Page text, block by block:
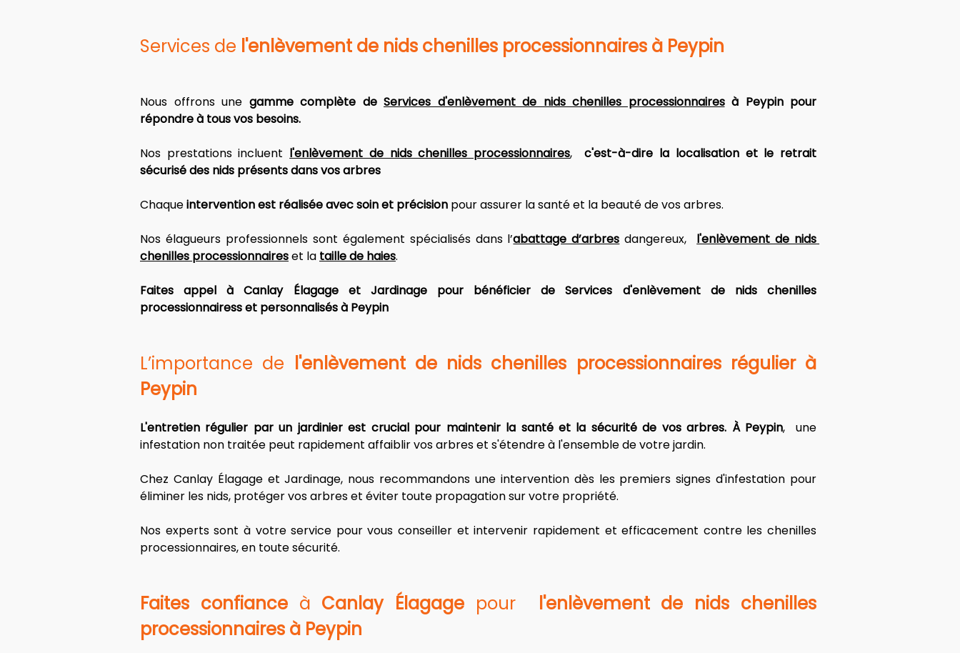
Services de l'enlèvement de nids chenilles processionnaires à Peypin
Nous offrons une gamme complète de Services d'enlèvement de nids chenilles processionnaires à Peypin pour
répondre à tous vos besoins.
Nos prestations incluent l'enlèvement de nids chenilles processionnaires, c'est-à-dire la localisation et le retrait
sécurisé des nids présents dans vos arbres
Chaque intervention est réalisée avec soin et précision pour assurer la santé et la beauté de vos arbres.
Nos élagueurs professionnels sont également spécialisés dans l’abattage d’arbres dangereux, l'enlèvement de nids
chenilles processionnaires et la taille de haies.
Faites appel à Canlay Élagage et Jardinage pour bénéficier de Services d'enlèvement de nids chenilles
processionnairess et personnalisés à Peypin
L’importance de l'enlèvement de nids chenilles processionnaires régulier à
Peypin
L'entretien régulier par un jardinier est crucial pour maintenir la santé et la sécurité de vos arbres. À Peypin,  une
infestation non traitée peut rapidement affaiblir vos arbres et s'étendre à l'ensemble de votre jardin.
Chez Canlay Élagage et Jardinage, nous recommandons une intervention dès les premiers signes d'infestation pour
éliminer les nids, protéger vos arbres et éviter toute propagation sur votre propriété.
Nos experts sont à votre service pour vous conseiller et intervenir rapidement et efficacement contre les chenilles
processionnaires, en toute sécurité.
Faites confiance à Canlay Élagage pour l'enlèvement de nids chenilles
processionnaires à Peypin